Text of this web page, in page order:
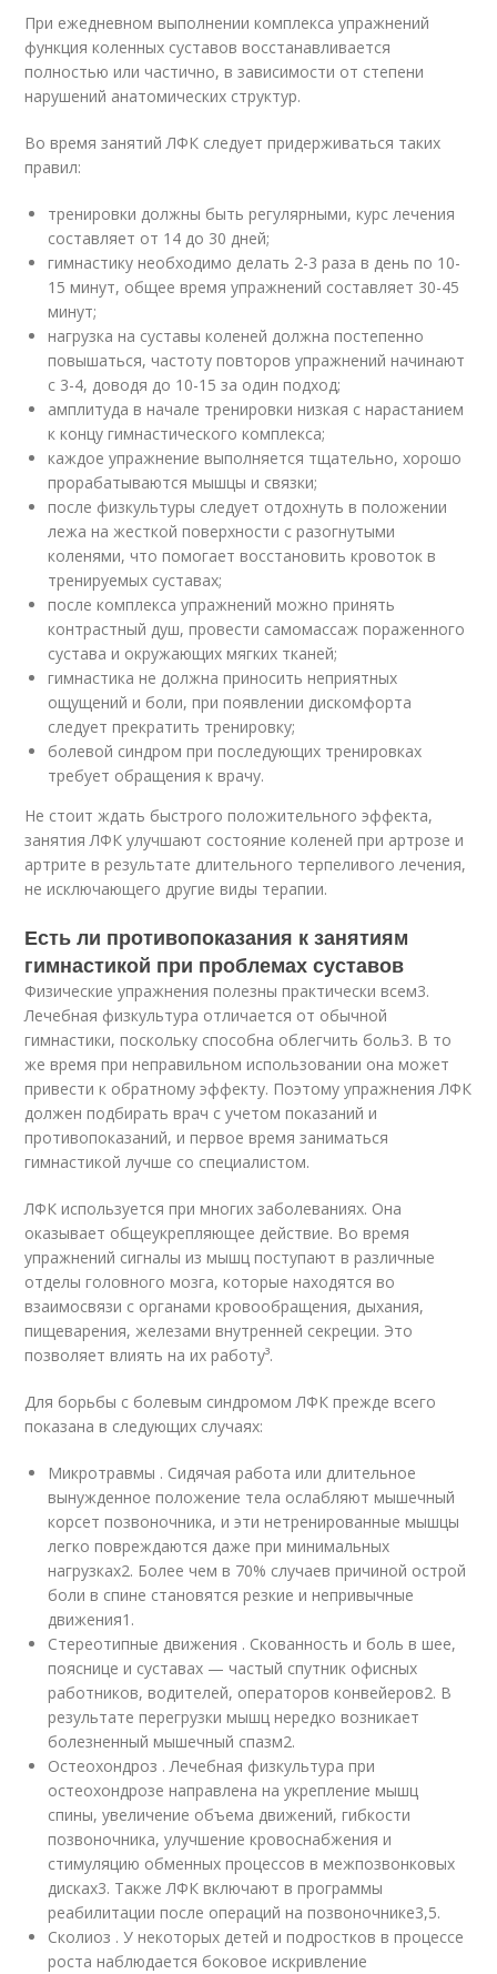
При ежедневном выполнении комплекса упражнений
функция коленных суставов восстанавливается
полностью или частично, в зависимости от степени
нарушений анатомических структур.
Во время занятий ЛФК следует придерживаться таких
правил:
тренировки должны быть регулярными, курс лечения
составляет от 14 до 30 дней;
гимнастику необходимо делать 2-3 раза в день по 10-
15 минут, общее время упражнений составляет 30-45
минут;
нагрузка на суставы коленей должна постепенно
повышаться, частоту повторов упражнений начинают
с 3-4, доводя до 10-15 за один подход;
амплитуда в начале тренировки низкая с нарастанием
к концу гимнастического комплекса;
каждое упражнение выполняется тщательно, хорошо
прорабатываются мышцы и связки;
после физкультуры следует отдохнуть в положении
лежа на жесткой поверхности с разогнутыми
коленями, что помогает восстановить кровоток в
тренируемых суставах;
после комплекса упражнений можно принять
контрастный душ, провести самомассаж пораженного
сустава и окружающих мягких тканей;
гимнастика не должна приносить неприятных
ощущений и боли, при появлении дискомфорта
следует прекратить тренировку;
болевой синдром при последующих тренировках
требует обращения к врачу.
Не стоит ждать быстрого положительного эффекта,
занятия ЛФК улучшают состояние коленей при артрозе и
артрите в результате длительного терпеливого лечения,
не исключающего другие виды терапии.
Есть ли противопоказания к занятиям
гимнастикой при проблемах суставов
Физические упражнения полезны практически всем3.
Лечебная физкультура отличается от обычной
гимнастики, поскольку способна облегчить боль3. В то
же время при неправильном использовании она может
привести к обратному эффекту. Поэтому упражнения ЛФК
должен подбирать врач с учетом показаний и
противопоказаний, и первое время заниматься
гимнастикой лучше со специалистом.
ЛФК используется при многих заболеваниях. Она
оказывает общеукрепляющее действие. Во время
упражнений сигналы из мышц поступают в различные
отделы головного мозга, которые находятся во
взаимосвязи с органами кровообращения, дыхания,
пищеварения, железами внутренней секреции. Это
позволяет влиять на их работу³.
Для борьбы с болевым синдромом ЛФК прежде всего
показана в следующих случаях:
Микротравмы . Сидячая работа или длительное
вынужденное положение тела ослабляют мышечный
корсет позвоночника, и эти нетренированные мышцы
легко повреждаются даже при минимальных
нагрузках2. Более чем в 70% случаев причиной острой
боли в спине становятся резкие и непривычные
движения1 .
Стереотипные движения . Скованность и боль в шее,
пояснице и суставах — частый спутник офисных
работников, водителей, операторов конвейеров2. В
результате перегрузки мышц нередко возникает
болезненный мышечный спазм2.
Остеохондроз . Лечебная физкультура при
остеохондрозе направлена на укрепление мышц
спины, увеличение объема движений, гибкости
позвоночника, улучшение кровоснабжения и
стимуляцию обменных процессов в межпозвонковых
дисках3. Также ЛФК включают в программы
реабилитации после операций на позвоночнике3,5.
Сколиоз . У некоторых детей и подростков в процессе
роста наблюдается боковое искривление